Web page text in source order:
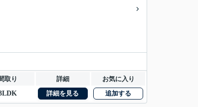
取り 詳細
お気に入り
詳細を見る 追加する